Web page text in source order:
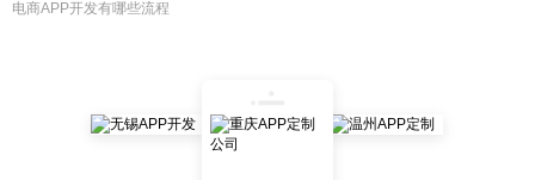
电商APP开发有哪些流程